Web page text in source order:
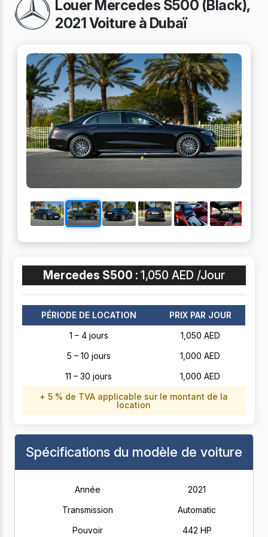
Louer Mercedes S500 (Black),
2021 Voiture à Dubaï
Mercedes S500 : 1,050 AED /Jour
PÉRIODE DE LOCATION
PRIX PAR JOUR
1 – 4 jours
1,050 AED
5 – 10 jours
1,000 AED
11 – 30 jours
1,000 AED
+ 5 % de TVA applicable sur le montant de la
location
Spécifications du modèle de voiture
Année
2021
Transmission
Automatic
Pouvoir
442 HP